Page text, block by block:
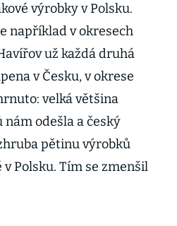
výrobky v Polsku.
například v okresech
už každá druhá
v Česku, v okrese
velká většina
odešla a český
pětinu výrobků
Polsku. Tím se zmenšil